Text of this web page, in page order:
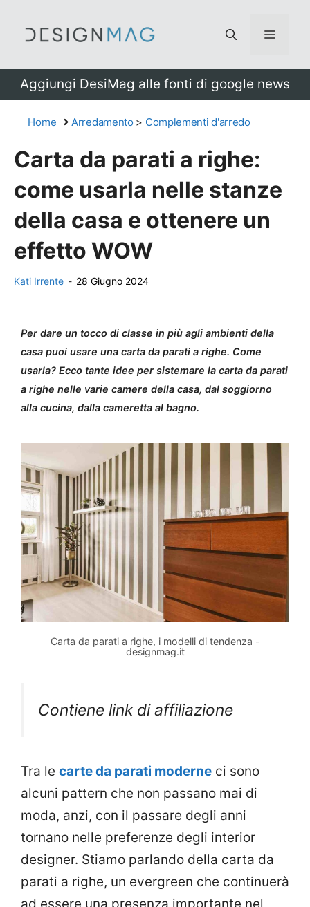
Menu
Aggiungi DesiMag alle fonti di google news
Home Arredamento > Complementi d'arredo
Carta da parati a righe:
come usarla nelle stanze
della casa e ottenere un
effetto WOW
Kati Irrente - 28 Giugno 2024
Per dare un tocco di classe in più agli ambienti della
casa puoi usare una carta da parati a righe. Come
usarla? Ecco tante idee per sistemare la carta da parati
a righe nelle varie camere della casa, dal soggiorno
alla cucina, dalla cameretta al bagno.
Carta da parati a righe, i modelli di tendenza -
designmag.it
Contiene link di affiliazione
Tra le carte da parati moderne ci sono
alcuni pattern che non passano mai di
moda, anzi, con il passare degli anni
tornano nelle preferenze degli interior
designer. Stiamo parlando della carta da
parati a righe, un evergreen che continuerà
ad essere una presenza importante nel